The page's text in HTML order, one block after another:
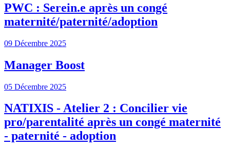
PWC : Serein.e après un congé
maternité/paternité/adoption
09 Décembre 2025
Manager Boost
05 Décembre 2025
NATIXIS - Atelier 2 : Concilier vie
pro/parentalité après un congé maternité
- paternité - adoption